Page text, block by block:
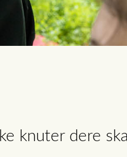
knuter dere